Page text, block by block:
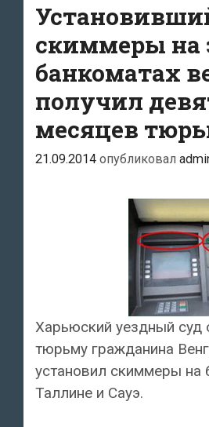
скиммеры на
банкоматах
получил
месяцев
21.09.2014 опубликовал
Харьюский уездный суд
тюрьму гражданина
установил скиммеры на
Таллине и Сауэ.